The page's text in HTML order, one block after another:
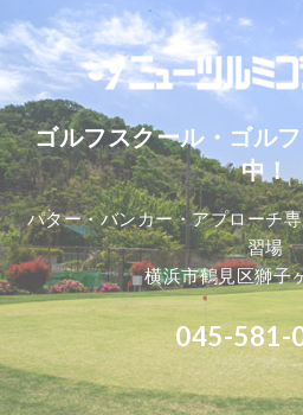
ゴルフスクール・ゴル
中！
パター・バンカー・アプローチ
習場
横浜市鶴見区獅子
045-581-